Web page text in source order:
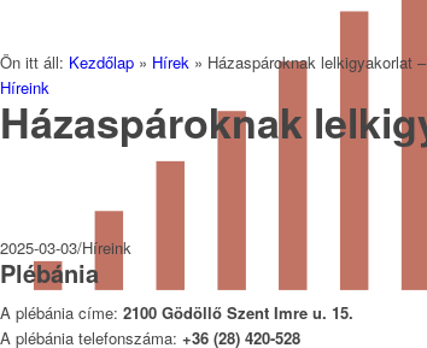
Ön itt áll: Kezdőlap » Hírek » Házaspároknak lelkigyakorlat
Híreink
Házaspároknak
2025-03-03/Híreink
Plébánia
A plébánia címe: 2100 Gödöllő Szent Imre u. 15.
A plébánia telefonszáma: +36 (28) 420-528